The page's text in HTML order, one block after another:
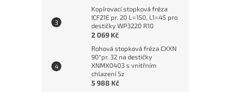
Kopírovací stopková fréza
ICF21E pr. 20 L=150, L1=45 pro
destičky WP3220 R10
2 069 Kč
Rohová stopková fréza CXXN
90°pr. 32 na destičky
XNMX0403 s vnitřním
chlazení 5z
5 988 Kč